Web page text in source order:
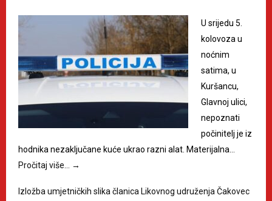
U srijedu 5.
kolovoza u
noćnim
satima, u
Kuršancu,
Glavnoj ulici,
nepoznati
počinitelj je iz
hodnika nezaključane kuće ukrao razni alat. Materijalna…
Pročitaj više…
→
Izložba umjetničkih slika članica Likovnog udruženja Čakovec